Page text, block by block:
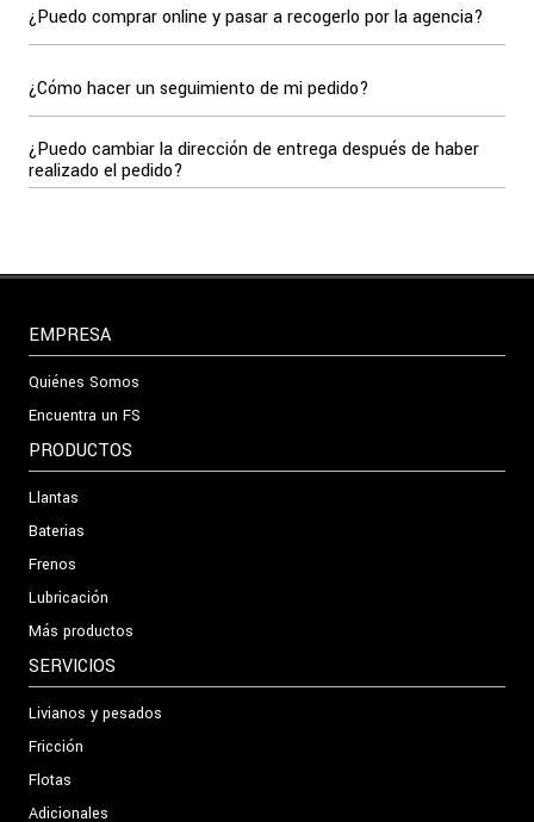
¿Puedo comprar online y pasar a recogerlo por la agencia?
¿Cómo hacer un seguimiento de mi pedido?
¿Puedo cambiar la dirección de entrega después de haber
realizado el pedido?
EMPRESA
Quiénes Somos
Encuentra un FS
PRODUCTOS
Llantas
Baterias
Frenos
Lubricación
Más productos
SERVICIOS
Livianos y pesados
Fricción
Flotas
Adicionales